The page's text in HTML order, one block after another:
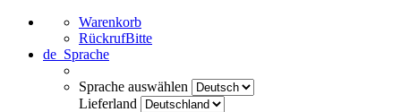
Warenkorb
RückrufBitte
de Sprache
Sprache auswählen
Lieferland